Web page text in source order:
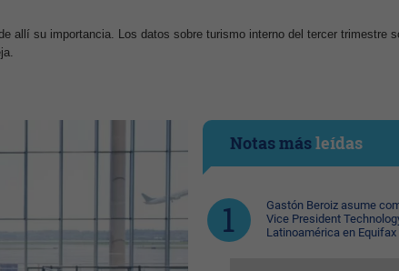
allí su importancia. Los datos sobre turismo interno del tercer trimestre
Notas másleídas
Gastón Beroiz asume
Vice President
Latinoamérica en Equifax